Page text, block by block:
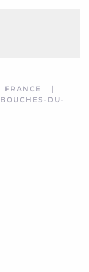
FRANCE
BOUCHES-DU-